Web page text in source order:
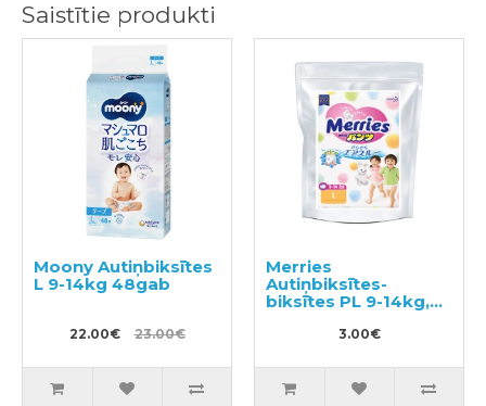
Saistītie produkti
Moony Autiņbiksītes
L 9-14kg 48gab
22.00€ 23.00€
Merries
Autiņbiksītes-
biksītes PL 9-14kg,
3.00€